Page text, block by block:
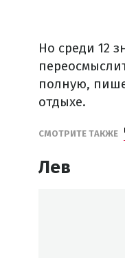
Но среди 12
полную,
отдыхе.
СМОТРИТЕ ТАКЖЕ
Лев